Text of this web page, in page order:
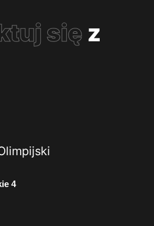
się z
4